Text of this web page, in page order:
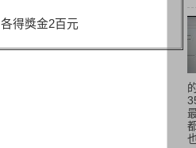
得獎金2百元